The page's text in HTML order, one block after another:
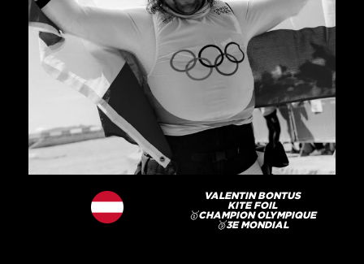
VALENTIN BONTUS
KITE FOIL
🥇CHAMPION OLYMPIQUE
🥉3E MONDIAL